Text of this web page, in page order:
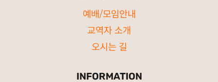
예배/모임안내
교역자 소개
오시는 길
INFORMATION